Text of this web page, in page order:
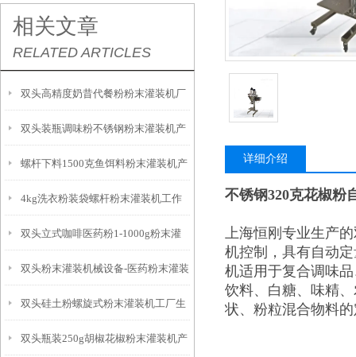
相关文章
RELATED ARTICLES
双头高精度奶昔代餐粉粉末灌装机厂
家
双头装瓶调味粉不锈钢粉末灌装机产
品简介
螺杆下料1500克鱼饵料粉末灌装机产
品简介
4kg洗衣粉装袋螺杆粉末灌装机工作
原理
双头立式咖啡医药粉1-1000g粉末灌
装机产品简介
双头粉末灌装机械设备-医药粉末灌装
机厂家
双头硅土粉螺旋式粉末灌装机工厂生
产
双头瓶装250g胡椒花椒粉末灌装机产
详细介绍
不锈钢320克花椒粉
上海恒刚专业生产
机控制，具有自动
机适用于复合调味
饮料、白糖、味精
状、粉粒混合物料